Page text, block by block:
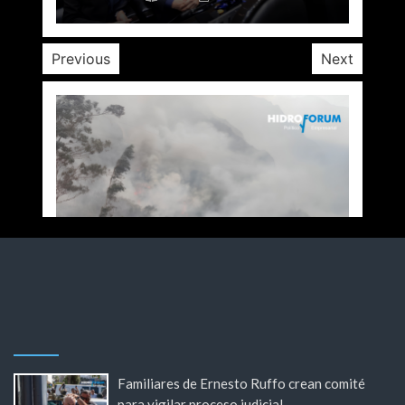
Previous Next
Familiares de Ernesto Ruffo crean comité